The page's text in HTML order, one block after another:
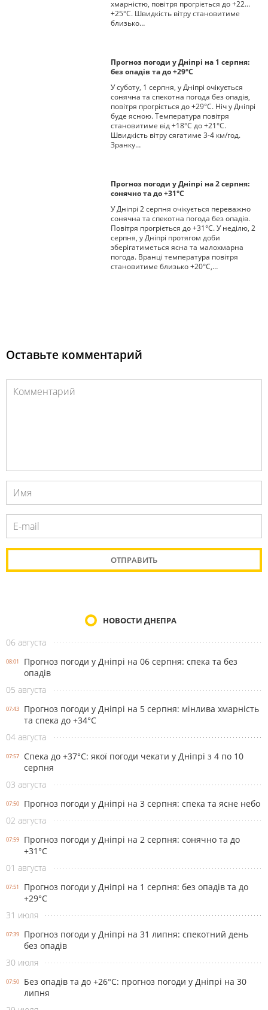
хмарністю, повітря прогріється до +22…
+25°С. Швидкість вітру становитиме
близько…
Прогноз погоди у Дніпрі на 1 серпня:
без опадів та до +29°С
У суботу, 1 серпня, у Дніпрі очікується
сонячна та спекотна погода без опадів,
повітря прогріється до +29°С. Ніч у Дніпрі
буде ясною. Температура повітря
становитиме від +18°С до +21°С.
Швидкість вітру сягатиме 3-4 км/год.
Зранку…
Прогноз погоди у Дніпрі на 2 серпня:
сонячно та до +31°С
У Дніпрі 2 серпня очікується переважно
сонячна та спекотна погода без опадів.
Повітря прогріється до +31°С. У неділю, 2
серпня, у Дніпрі протягом доби
зберігатиметься ясна та малохмарна
погода. Вранці температура повітря
становитиме близько +20°С,…
Оставьте комментарий
НОВОСТИ ДНЕПРА
06 августа
08:01
Прогноз погоди у Дніпрі на 06 серпня: спека та без
опадів
05 августа
07:43
Прогноз погоди у Дніпрі на 5 серпня: мінлива хмарність
та спека до +34°С
04 августа
07:57
Спека до +37°С: якої погоди чекати у Дніпрі з 4 по 10
серпня
03 августа
07:50
Прогноз погоди у Дніпрі на 3 серпня: спека та ясне небо
02 августа
07:59
Прогноз погоди у Дніпрі на 2 серпня: сонячно та до
+31°С
01 августа
07:51
Прогноз погоди у Дніпрі на 1 серпня: без опадів та до
+29°С
31 июля
07:39
Прогноз погоди у Дніпрі на 31 липня: спекотний день
без опадів
30 июля
07:50
Без опадів та до +26°С: прогноз погоди у Дніпрі на 30
липня